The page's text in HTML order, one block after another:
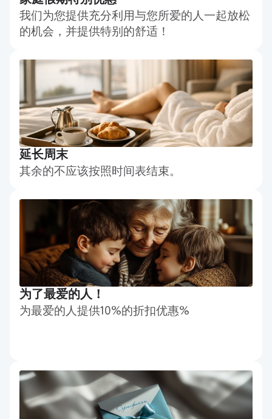
我们为您提供充分利用与您所爱的人一起放松
的机会，并提供特别的舒适！
延长周末
其余的不应该按照时间表结束。
为了最爱的人！
为最爱的人提供10%的折扣优惠%